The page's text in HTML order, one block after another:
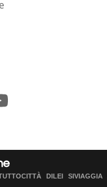
DILEI SIVIAGGIA